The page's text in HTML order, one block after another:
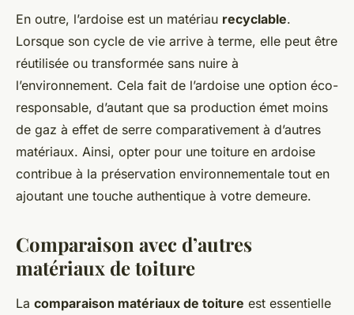
En outre, l’ardoise est un matériau recyclable.
Lorsque son cycle de vie arrive à terme, elle peut être
réutilisée ou transformée sans nuire à
l’environnement. Cela fait de l’ardoise une option éco-
responsable, d’autant que sa production émet moins
de gaz à effet de serre comparativement à d’autres
matériaux. Ainsi, opter pour une toiture en ardoise
contribue à la préservation environnementale tout en
ajoutant une touche authentique à votre demeure.
Comparaison avec d’autres
matériaux de toiture
La comparaison matériaux de toiture est essentielle